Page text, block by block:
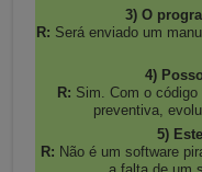
3) O
R: Será enviado um
4)
R: Sim. Com o
preventiva,
5)
R: Não é um software